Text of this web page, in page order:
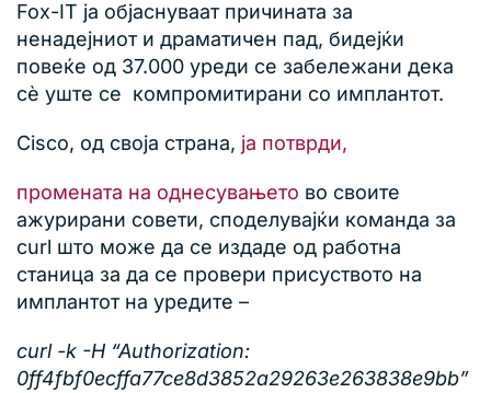
Fox-IT ја објаснуваат причината за
ненадејниот и драматичен пад, бидејќи
повеќе од 37.000 уреди се забележани дека
сè уште се компромитирани со имплантот.
Cisco, од своја страна, ја потврди,
промената на однесувањето во своите
ажурирани совети, споделувајќи команда за
curl што може да се издаде од работна
станица за да се провери присуството на
имплантот на уредите –
curl -k -H “Authorization:
0ff4fbf0ecffa77ce8d3852a29263e263838e9bb”